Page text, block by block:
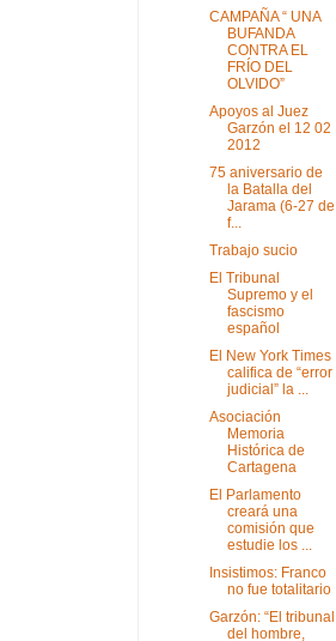
CAMPAÑA “ UNA
BUFANDA
CONTRA EL
FRÍO DEL
OLVIDO”
Apoyos al Juez
Garzón el 12 02
2012
75 aniversario de
la Batalla del
Jarama (6-27 de
f...
Trabajo sucio
El Tribunal
Supremo y el
fascismo
español
El New York Times
califica de “error
judicial” la ...
Asociación
Memoria
Histórica de
Cartagena
El Parlamento
creará una
comisión que
estudie los ...
Insistimos: Franco
no fue totalitario
Garzón: “El tribunal
del hombre,